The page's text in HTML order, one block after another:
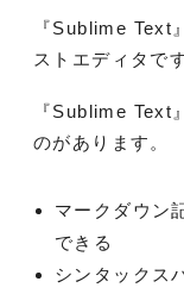
『Sublime Text
ストエディタです
『Sublime Text
のがあります。
マークダウン
できる
シンタックス